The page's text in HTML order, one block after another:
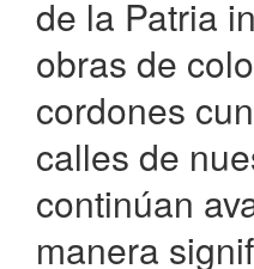
de la Patria
obras de
cordones
calles de
continúan
manera